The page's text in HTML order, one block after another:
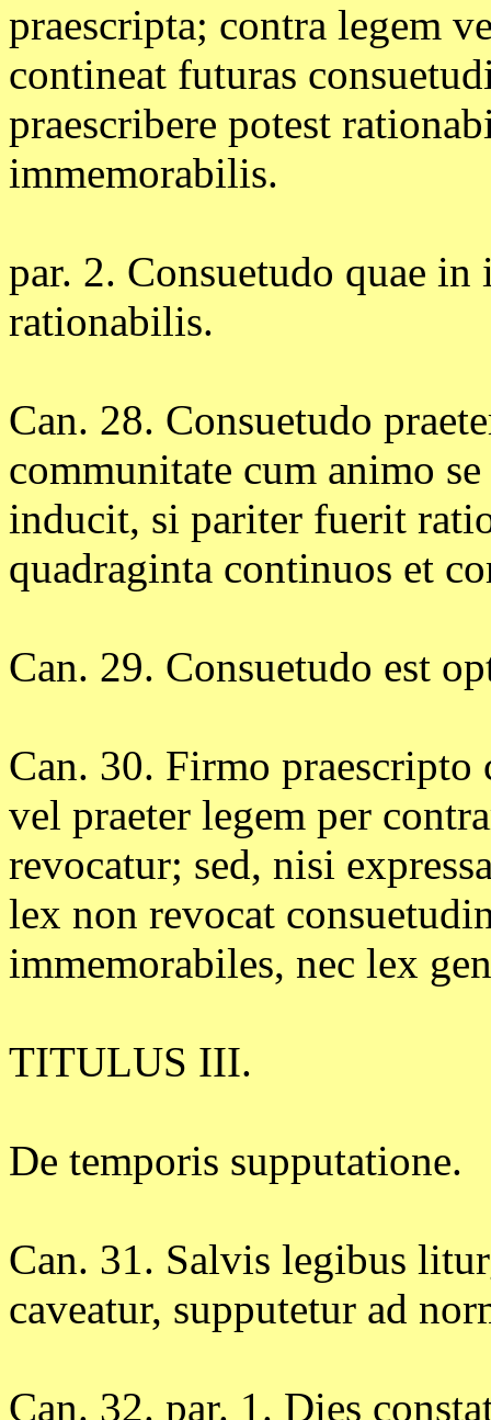
praescripta; contra legem
contineat futuras
praescribere potest
immemorabilis.
par. 2. Consuetudo quae in
rationabilis.
Can. 28. Consuetudo
communitate cum animo
inducit, si pariter fuerit
quadraginta continuos et
Can. 29. Consuetudo est
Can. 30. Firmo praescripto
vel praeter legem per
revocatur; sed, nisi
lex non revocat
immemorabiles, nec lex
TITULUS III.
De temporis supputatione.
Can. 31. Salvis legibus
caveatur, supputetur ad
Can. 32. par. 1. Dies